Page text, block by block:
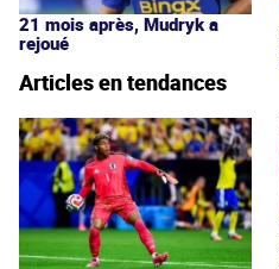
21 mois après, Mudryk a
rejoué
Articles en tendances